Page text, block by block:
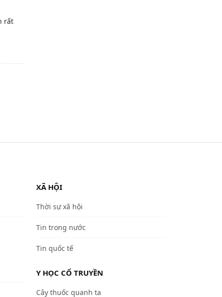
rất
XÃ HỘI
Thời sự xã hội
Tin trong nước
Tin quốc tế
Y HỌC CỔ TRUYỀN
Cây thuốc quanh ta